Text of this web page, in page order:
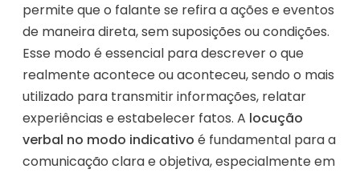
permite que o falante se refira a ações e eventos
de maneira direta, sem suposições ou condições.
Esse modo é essencial para descrever o que
realmente acontece ou aconteceu, sendo o mais
utilizado para transmitir informações, relatar
experiências e estabelecer fatos. A locução
verbal no modo indicativo é fundamental para a
comunicação clara e objetiva, especialmente em